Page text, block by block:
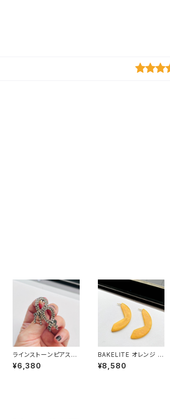
ラインストーンピアス
（リボン）
¥6,380
BAKELITE オレンジ ベ
ークライト くの字ピアス
¥8,580